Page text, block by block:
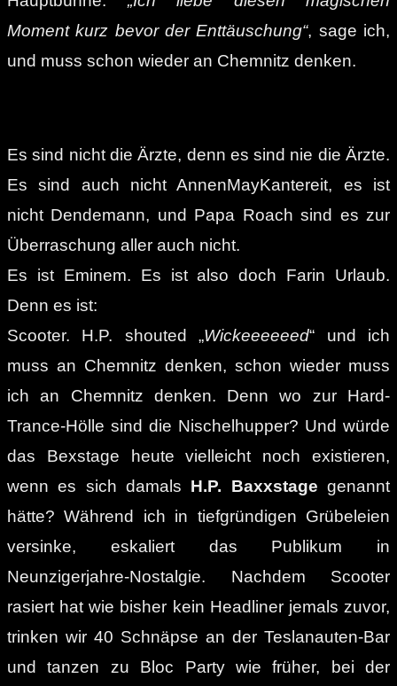
Moment kurz bevor der Enttäuschung“, sage ich,
und muss schon wieder an Chemnitz denken.
Es sind nicht die Ärzte, denn es sind nie die Ärzte.
Es sind auch nicht AnnenMayKantereit, es ist
nicht Dendemann, und Papa Roach sind es zur
Überraschung aller auch nicht.
Es ist Eminem. Es ist also doch Farin Urlaub.
Denn es ist:
Scooter. H.P. shouted „Wickeeeeeed“ und ich
muss an Chemnitz denken, schon wieder muss
ich an Chemnitz denken. Denn wo zur Hard-
Trance-Hölle sind die Nischelhupper? Und würde
das Bexstage heute vielleicht noch existieren,
wenn es sich damals H.P. Baxxstage genannt
hätte? Während ich in tiefgründigen Grübeleien
versinke, eskaliert das Publikum in
Neunzigerjahre-Nostalgie. Nachdem Scooter
rasiert hat wie bisher kein Headliner jemals zuvor,
trinken wir 40 Schnäpse an der Teslanauten-Bar
und tanzen zu Bloc Party wie früher, bei der